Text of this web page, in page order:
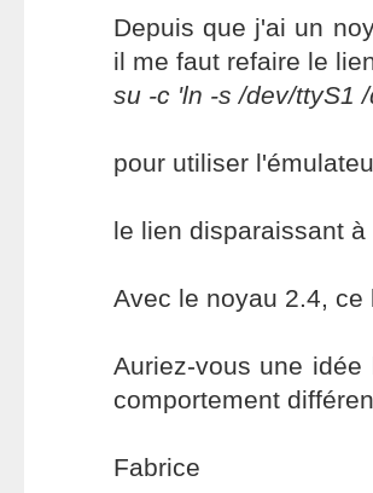
Depuis que j'ai un
il me faut refaire le
su -c 'ln -s /dev/ttyS1
pour utiliser
le lien disparaissant
Avec le noyau 2.4,
Auriez-vous une
comportement
Fabrice